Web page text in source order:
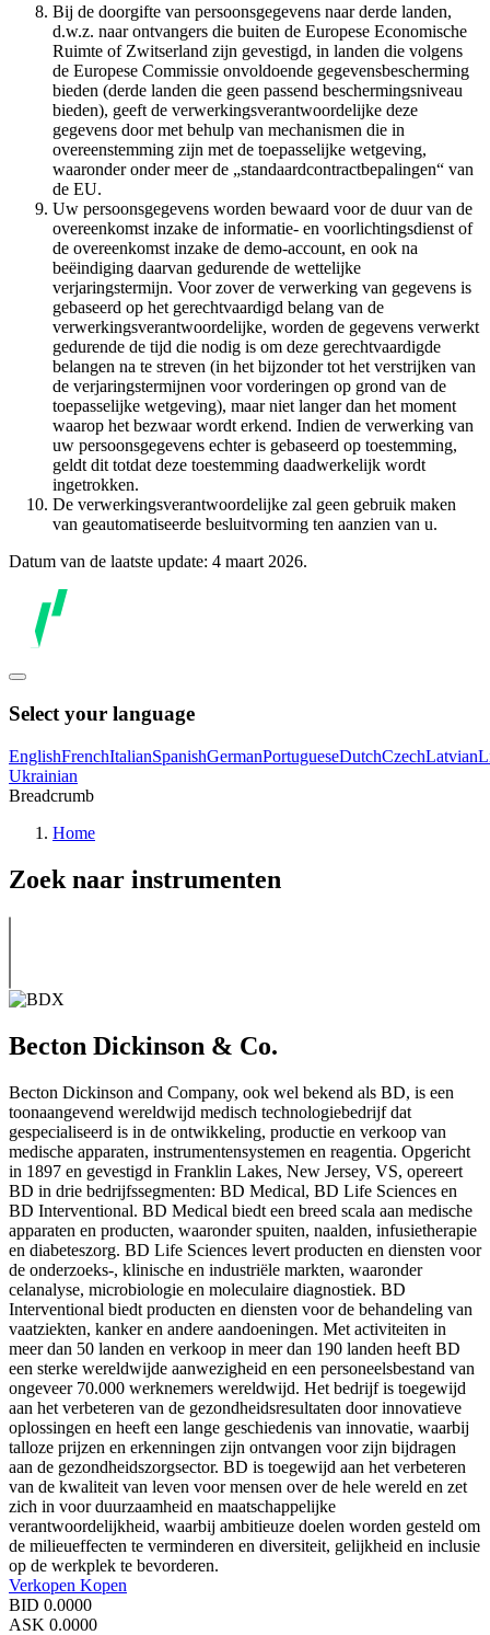
Bij de doorgifte van persoonsgegevens naar derde landen,
d.w.z. naar ontvangers die buiten de Europese Economische
Ruimte of Zwitserland zijn gevestigd, in landen die volgens
de Europese Commissie onvoldoende gegevensbescherming
bieden (derde landen die geen passend beschermingsniveau
bieden), geeft de verwerkingsverantwoordelijke deze
gegevens door met behulp van mechanismen die in
overeenstemming zijn met de toepasselijke wetgeving,
waaronder onder meer de „standaardcontractbepalingen“ van
de EU.
Uw persoonsgegevens worden bewaard voor de duur van de
overeenkomst inzake de informatie- en voorlichtingsdienst of
de overeenkomst inzake de demo-account, en ook na
beëindiging daarvan gedurende de wettelijke
verjaringstermijn. Voor zover de verwerking van gegevens is
gebaseerd op het gerechtvaardigd belang van de
verwerkingsverantwoordelijke, worden de gegevens verwerkt
gedurende de tijd die nodig is om deze gerechtvaardigde
belangen na te streven (in het bijzonder tot het verstrijken van
de verjaringstermijnen voor vorderingen op grond van de
toepasselijke wetgeving), maar niet langer dan het moment
waarop het bezwaar wordt erkend. Indien de verwerking van
uw persoonsgegevens echter is gebaseerd op toestemming,
geldt dit totdat deze toestemming daadwerkelijk wordt
ingetrokken.
De verwerkingsverantwoordelijke zal geen gebruik maken
van geautomatiseerde besluitvorming ten aanzien van u.
Datum van de laatste update: 4 maart 2026.
Select your language
EnglishFrenchItalianSpanishGermanPortugueseDutchCzechLatvian
Ukrainian
Breadcrumb
Home
Zoek naar instrumenten
Becton Dickinson & Co.
Becton Dickinson and Company, ook wel bekend als BD, is een
toonaangevend wereldwijd medisch technologiebedrijf dat
gespecialiseerd is in de ontwikkeling, productie en verkoop van
medische apparaten, instrumentensystemen en reagentia. Opgericht
in 1897 en gevestigd in Franklin Lakes, New Jersey, VS, opereert
BD in drie bedrijfssegmenten: BD Medical, BD Life Sciences en
BD Interventional. BD Medical biedt een breed scala aan medische
apparaten en producten, waaronder spuiten, naalden, infusietherapie
en diabeteszorg. BD Life Sciences levert producten en diensten voor
de onderzoeks-, klinische en industriële markten, waaronder
celanalyse, microbiologie en moleculaire diagnostiek. BD
Interventional biedt producten en diensten voor de behandeling van
vaatziekten, kanker en andere aandoeningen. Met activiteiten in
meer dan 50 landen en verkoop in meer dan 190 landen heeft BD
een sterke wereldwijde aanwezigheid en een personeelsbestand van
ongeveer 70.000 werknemers wereldwijd. Het bedrijf is toegewijd
aan het verbeteren van de gezondheidsresultaten door innovatieve
oplossingen en heeft een lange geschiedenis van innovatie, waarbij
talloze prijzen en erkenningen zijn ontvangen voor zijn bijdragen
aan de gezondheidszorgsector. BD is toegewijd aan het verbeteren
van de kwaliteit van leven voor mensen over de hele wereld en zet
zich in voor duurzaamheid en maatschappelijke
verantwoordelijkheid, waarbij ambitieuze doelen worden gesteld om
de milieueffecten te verminderen en diversiteit, gelijkheid en inclusie
op de werkplek te bevorderen.
Verkopen Kopen
BID 0.0000
ASK 0.0000